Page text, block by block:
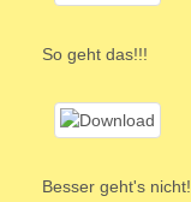
So geht das!!!
Besser geht's nicht!